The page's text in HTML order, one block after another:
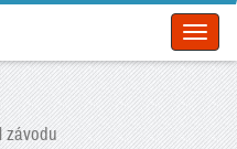
závodu